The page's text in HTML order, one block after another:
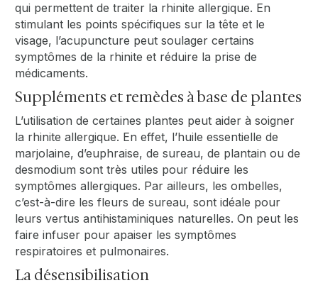
qui permettent de traiter la rhinite allergique. En
stimulant les points spécifiques sur la tête et le
visage, l’acupuncture peut soulager certains
symptômes de la rhinite et réduire la prise de
médicaments.
Suppléments et remèdes à base de plantes
L’utilisation de certaines plantes peut aider à soigner
la rhinite allergique. En effet, l’huile essentielle de
marjolaine, d’euphraise, de sureau, de plantain ou de
desmodium sont très utiles pour réduire les
symptômes allergiques. Par ailleurs, les ombelles,
c’est-à-dire les fleurs de sureau, sont idéale pour
leurs vertus antihistaminiques naturelles. On peut les
faire infuser pour apaiser les symptômes
respiratoires et pulmonaires.
La désensibilisation